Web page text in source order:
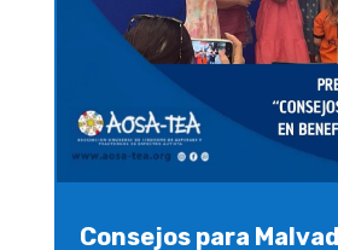
Consejos para